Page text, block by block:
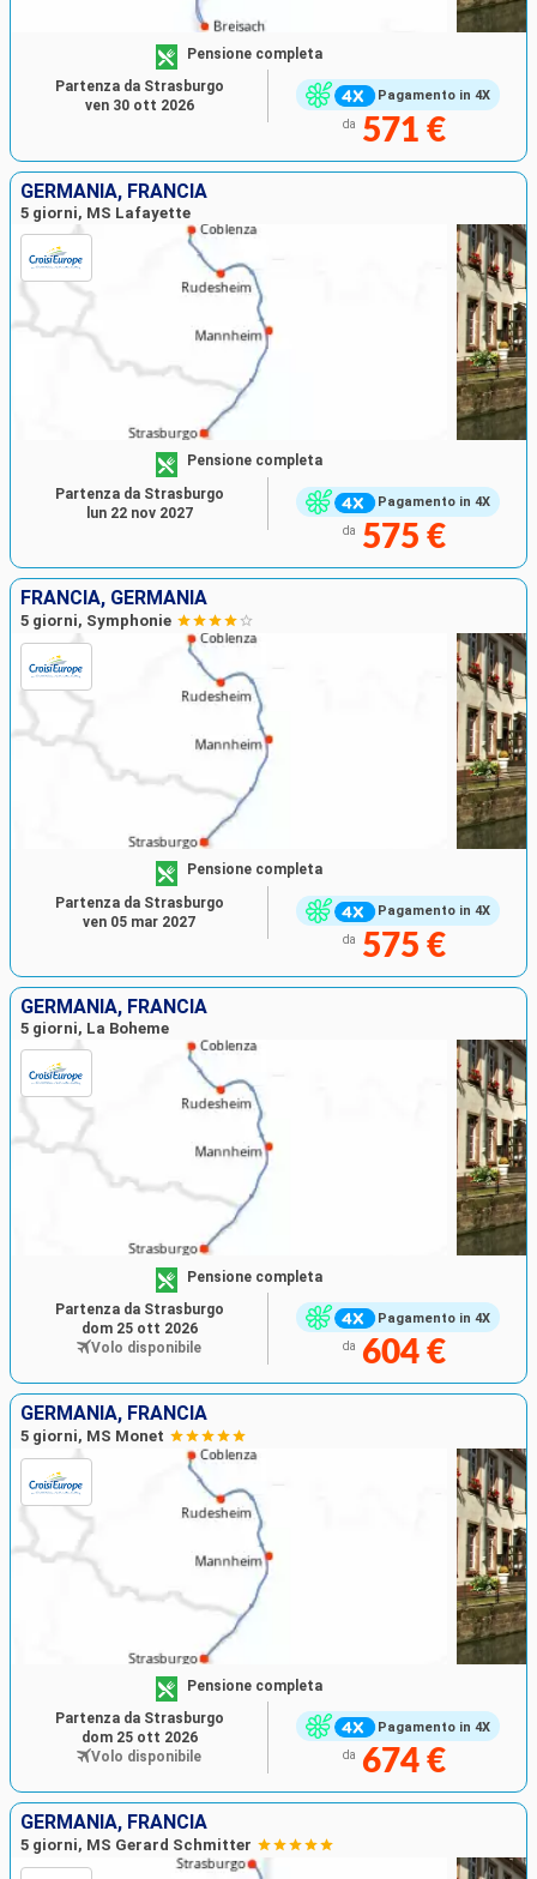
Pagamento in 4X
Pensione completa
da 571 €
Partenza da Strasburgo
ven 30 ott 2026
GERMANIA, FRANCIA
5 giorni, MS Lafayette
Pagamento in 4X
Pensione completa
da 575 €
Partenza da Strasburgo
lun 22 nov 2027
FRANCIA, GERMANIA
5 giorni, Symphonie
Pagamento in 4X
Pensione completa
da 575 €
Partenza da Strasburgo
ven 05 mar 2027
GERMANIA, FRANCIA
5 giorni, La Boheme
Pagamento in 4X
Pensione completa
da 604 €
Partenza da Strasburgo
dom 25 ott 2026
Volo disponibile
GERMANIA, FRANCIA
5 giorni, MS Monet
Pagamento in 4X
Pensione completa
da 674 €
Partenza da Strasburgo
dom 25 ott 2026
Volo disponibile
GERMANIA, FRANCIA
5 giorni, MS Gerard Schmitter